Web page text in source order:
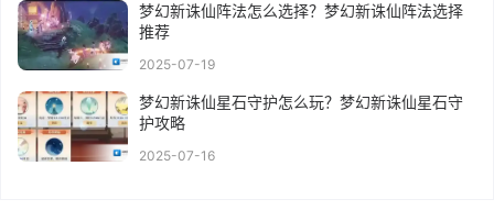
梦幻新诛仙阵法怎么选择？梦幻新诛仙阵法选择
推荐
2025-07-19
梦幻新诛仙星石守护怎么玩？梦幻新诛仙星石守
护攻略
2025-07-16